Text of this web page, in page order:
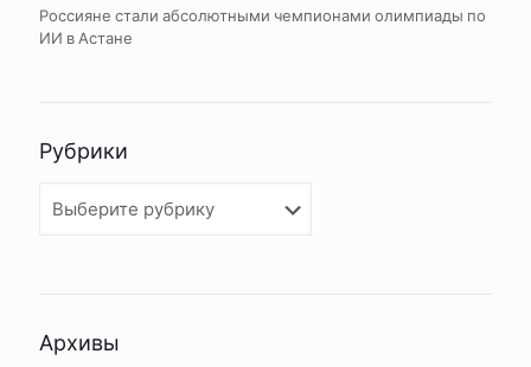
Россияне стали абсолютными чемпионами олимпиады по
ИИ в Астане
Рубрики
Архивы